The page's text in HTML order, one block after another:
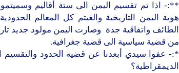
**:- اذا تم تقسيم اليمن الى ستة أقاليم
هوية اليمن التاريخية والغيتم كل المعالم
من قضية سياسية الى قضية جغرافية.
*:- عفوا سيدي أبعدنا عن قضية الحدود
الديمقراطية؟